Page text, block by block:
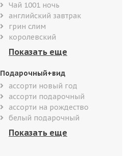
Чай 1001 ночь
английский завтрак
грин слим
королевский
Подарочный+вид
ассорти новый год
ассорти подарочный
ассорти на рождество
белый подарочный